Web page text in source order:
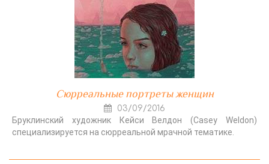
Сюрреальные портреты женщин
03/09/2016
Бруклинский художник Кейси Велдон (Casey Weldon)
специализируется на сюрреальной мрачной тематике.